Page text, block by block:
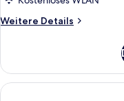
anzeigen
Weitere Details
Weitere
Villa,
3 Schlafzimmer